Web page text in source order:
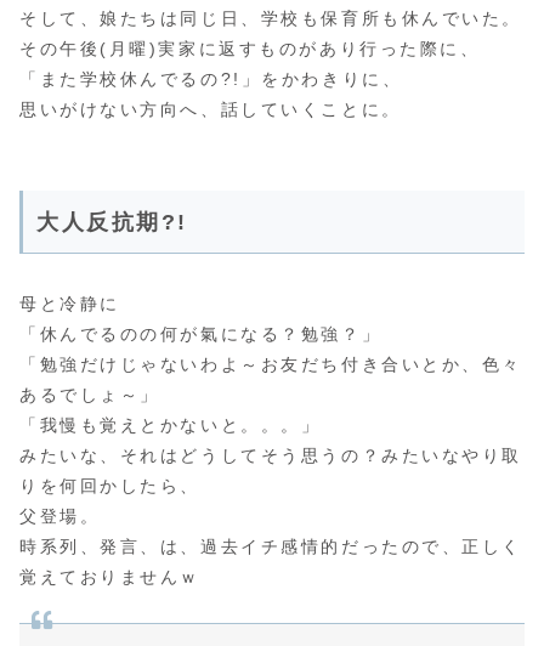
そして、娘たちは同じ日、学校も保育所も休んでいた。
その午後(月曜)実家に返すものがあり行った際に、
「また学校休んでるの?!」をかわきりに、
思いがけない方向へ、話していくことに。
大人反抗期?!
母と冷静に
「休んでるのの何が氣になる？勉強？」
「勉強だけじゃないわよ～お友だち付き合いとか、色々
あるでしょ～」
「我慢も覚えとかないと。。。」
みたいな、それはどうしてそう思うの？みたいなやり取
りを何回かしたら、
父登場。
時系列、発言、は、過去イチ感情的だったので、正しく
覚えておりませんｗ